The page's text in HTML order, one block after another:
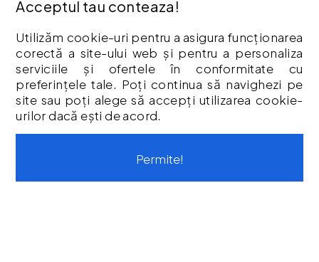
Acceptul tau conteaza!
Utilizăm cookie-uri pentru a asigura funcționarea
corectă a site-ului web și pentru a personaliza
serviciile și ofertele în conformitate cu
preferințele tale. Poți continua să navighezi pe
site sau poți alege să accepți utilizarea cookie-
urilor dacă ești de acord.
Permite!
Politica Cookies
Termeni & Condiții
Vouchere cadou
Istoric comenzi
CONTUL MEU
Newsletter